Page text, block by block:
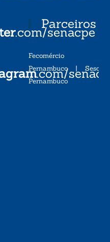
.com/senacpe
.com/
Parceiros
Fecomércio
Pernambuco| Sesc
Pernambuco